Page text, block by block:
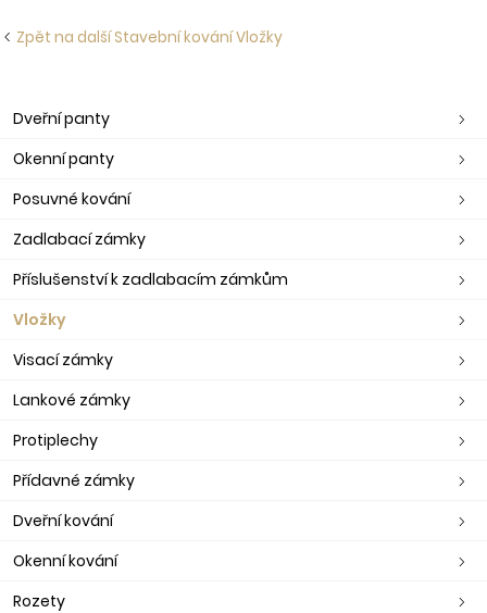
Zpět na další Stavební kování Vložky
Dveřní panty
Okenní panty
Posuvné kování
Zadlabací zámky
Příslušenství k zadlabacím zámkům
Vložky
Visací zámky
Lankové zámky
Protiplechy
Přídavné zámky
Dveřní kování
Okenní kování
Rozety